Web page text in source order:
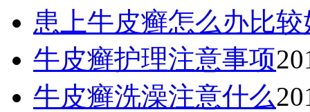
患上牛皮癣怎么办比较
牛皮癣护理注意事项
牛皮癣洗澡注意什么